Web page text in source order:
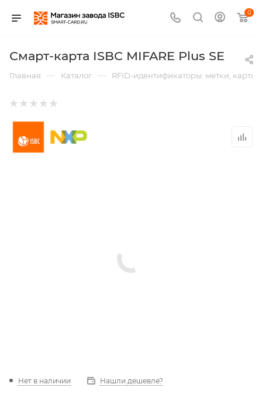
0
Смарт-карта ISBC MIFARE Plus SE
Главная — Каталог — RFID-идентификаторы: метки,
Нет в наличии Нашли дешевле?